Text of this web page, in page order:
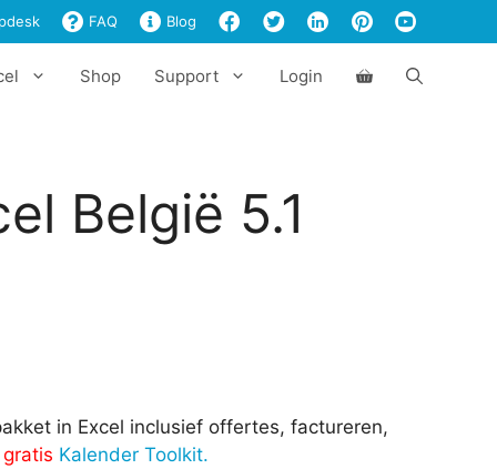
FAQ Blog
Shop Support Login
België 5.1
in Excel inclusief offertes, factureren,
gratis Kalender Toolkit.
€197,00